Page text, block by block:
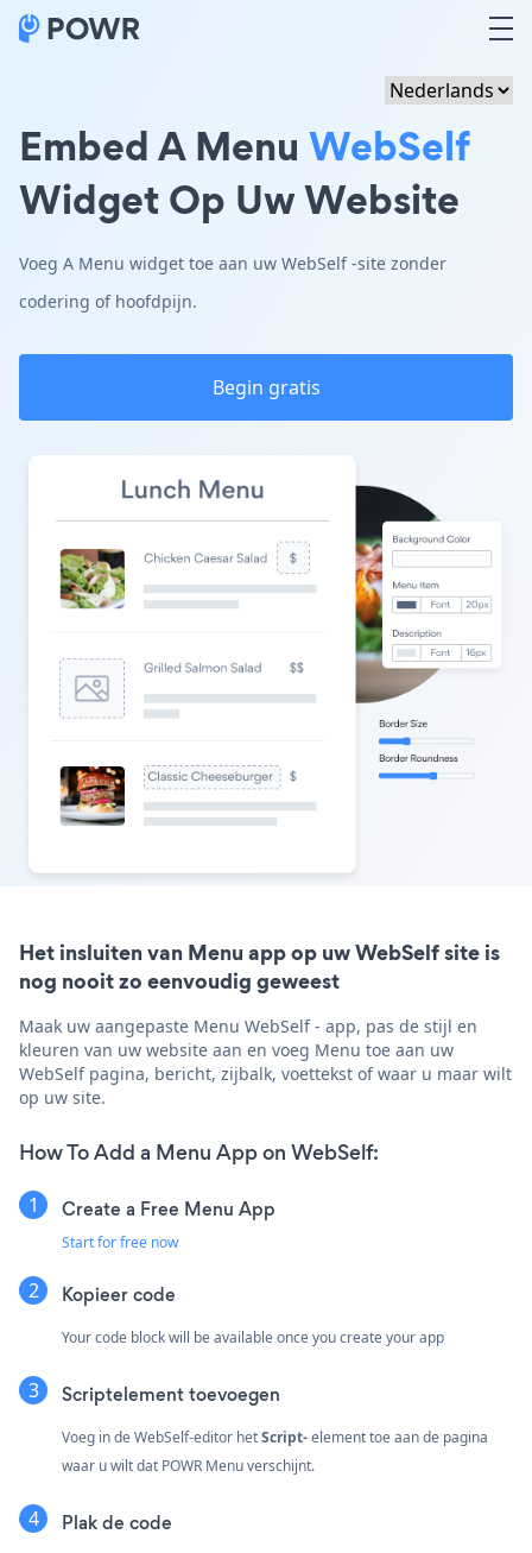
Embed A Menu WebSelf
Widget Op Uw Website
Voeg A Menu widget toe aan uw WebSelf -site zonder
codering of hoofdpijn.
Begin gratis
Het insluiten van Menu app op uw WebSelf site is
nog nooit zo eenvoudig geweest
Maak uw aangepaste Menu WebSelf - app, pas de stijl en
kleuren van uw website aan en voeg Menu toe aan uw
WebSelf pagina, bericht, zijbalk, voettekst of waar u maar wilt
op uw site.
How To Add a Menu App on WebSelf:
Create a Free Menu App
Start for free now
Kopieer code
Your code block will be available once you create your app
Scriptelement toevoegen
Voeg in de WebSelf-editor hetScript-element toe aan de pagina
waar u wilt dat POWR Menu verschijnt.
Plak de code